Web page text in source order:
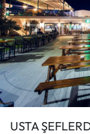
USTA